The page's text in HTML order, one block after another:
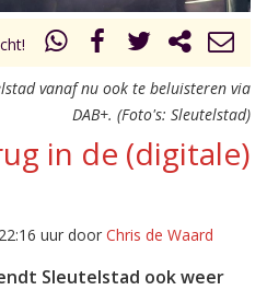
vanaf nu ook te beluisteren via
DAB+. (Foto's: Sleutelstad)
in de (digitale)
uur door Chris de Waard
Sleutelstad ook weer